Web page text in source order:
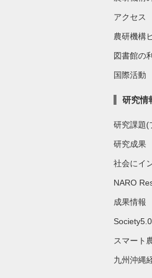
アクセス
農研機構
図書館の
国際活動
研究情
研究課題(
研究成果
社会にイ
NARO
成果情報
スマート
九州沖縄